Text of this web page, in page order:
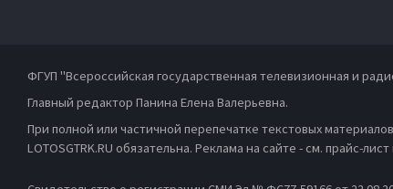
ФГУП "Всероссийская государственная телевизионная и
Главный редактор Панина Елена Валерьевна.
При полной или частичной перепечатке текстовых
LOTOSGTRK.RU обязательна. Реклама на сайте - см. прайс-